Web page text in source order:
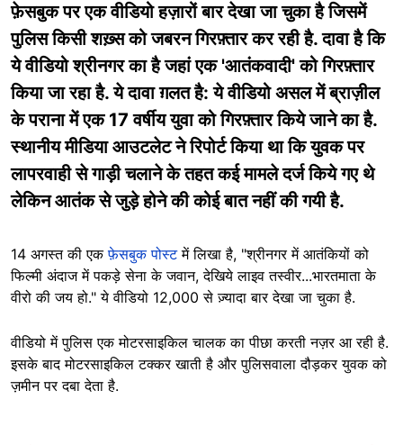
फ़ेसबुक पर एक वीडियो हज़ारों बार देखा जा चुका है जिसमें
पुलिस किसी शख़्स को जबरन गिरफ़्तार कर रही है. दावा है कि
ये वीडियो श्रीनगर का है जहां एक 'आतंकवादी' को गिरफ़्तार
किया जा रहा है. ये दावा ग़लत है: ये वीडियो असल में ब्राज़ील
के पराना में एक 17 वर्षीय युवा को गिरफ़्तार किये जाने का है.
स्थानीय मीडिया आउटलेट ने रिपोर्ट किया था कि युवक पर
लापरवाही से गाड़ी चलाने के तहत कई मामले दर्ज किये गए थे
लेकिन आतंक से जुड़े होने की कोई बात नहीं की गयी है.
14 अगस्त की एकफ़ेसबुक पोस्टमें लिखा है, "श्रीनगर में आतंकियों को
फिल्मी अंदाज में पकड़े सेना के जवान, देखिये लाइव तस्वीर...भारतमाता के
वीरो की जय हो." ये वीडियो 12,000 से ज़्यादा बार देखा जा चुका है.
वीडियो में पुलिस एक मोटरसाइकिल चालक का पीछा करती नज़र आ रही है.
इसके बाद मोटरसाइकिल टक्कर खाती है और पुलिसवाला दौड़कर युवक को
ज़मीन पर दबा देता है.